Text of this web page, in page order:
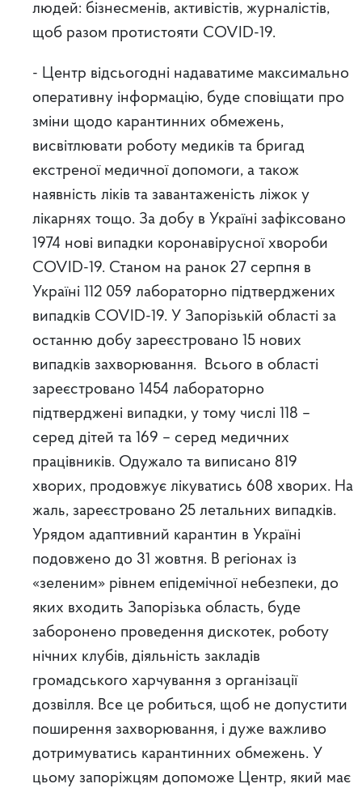
людей: бізнесменів, активістів, журналістів,
щоб разом протистояти COVID-19.
- Центр відсьогодні надаватиме максимально
оперативну інформацію, буде сповіщати про
зміни щодо карантинних обмежень,
висвітлювати роботу медиків та бригад
екстреної медичної допомоги, а також
наявність ліків та завантаженість ліжок у
лікарнях тощо. За добу в Україні зафіксовано
1974 нові випадки коронавірусної хвороби
COVID-19. Станом на ранок 27 серпня в
Україні 112 059 лабораторно підтверджених
випадків COVID-19. У Запорізькій області за
останню добу зареєстровано 15 нових
випадків захворювання. Всього в області
зареєстровано 1454 лабораторно
підтверджені випадки, у тому числі 118 –
серед дітей та 169 – серед медичних
працівників. Одужало та виписано 819
хворих, продовжує лікуватись 608 хворих. На
жаль, зареєстровано 25 летальних випадків.
Урядом адаптивний карантин в Україні
подовжено до 31 жовтня. В регіонах із
«зеленим» рівнем епідемічної небезпеки, до
яких входить Запорізька область, буде
заборонено проведення дискотек, роботу
нічних клубів, діяльність закладів
громадського харчування з організації
дозвілля. Все це робиться, щоб не допустити
поширення захворювання, і дуже важливо
дотримуватись карантинних обмежень. У
цьому запоріжцям допоможе Центр, який має